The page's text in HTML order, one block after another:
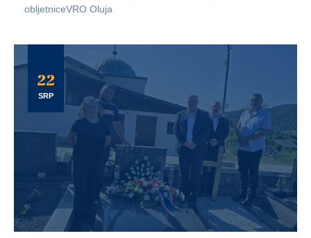
obljetniceVRO Oluja
22
SRP